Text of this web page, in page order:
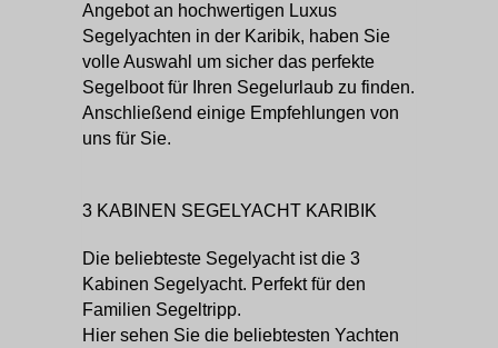
Angebot an hochwertigen Luxus
Segelyachten in der Karibik, haben Sie
volle Auswahl um sicher das perfekte
Segelboot für Ihren Segelurlaub zu finden.
Anschließend einige Empfehlungen von
uns für Sie.
3 KABINEN SEGELYACHT KARIBIK
Die beliebteste Segelyacht ist die 3
Kabinen Segelyacht. Perfekt für den
Familien Segeltripp.
Hier sehen Sie die beliebtesten Yachten